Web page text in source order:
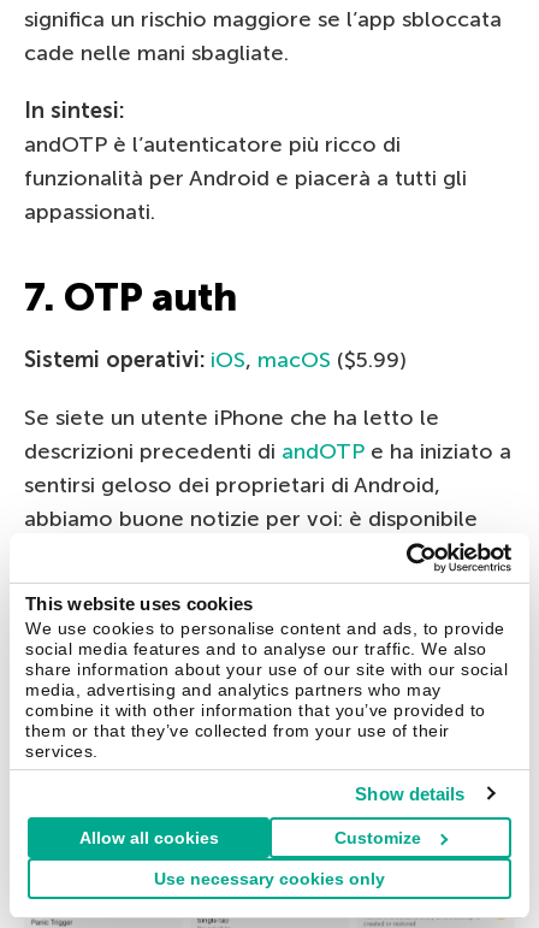
This website uses cookies
We use cookies to personalise content and ads, to provide
social media features and to analyse our traffic. We also
share information about your use of our site with our social
media, advertising and analytics partners who may
combine it with other information that you’ve provided to
them or that they’ve collected from your use of their
services.
Show details
Allow all cookies Customize
Use necessary cookies only
significa un rischio maggiore se l’app sbloccata
cade nelle mani sbagliate.
In sintesi:
andOTP è l’autenticatore più ricco di
funzionalità per Android e piacerà a tutti gli
appassionati.
7. OTP auth
Sistemi operativi: iOS, macOS ($5.99)
Se siete un utente iPhone che ha letto le
descrizioni precedenti di andOTP e ha iniziato a
sentirsi geloso dei proprietari di Android,
abbiamo buone notizie per voi: è disponibile
anche un’app di autenticazione all’avanguardia
per iOS. I creatori di OTP auth capiscono
chiaramente i problemi delle persone che
usano 2FA in molti servizi, quindi questa app
presenta un sistema di cartelle per organizzare
la memorizzazione dei token.